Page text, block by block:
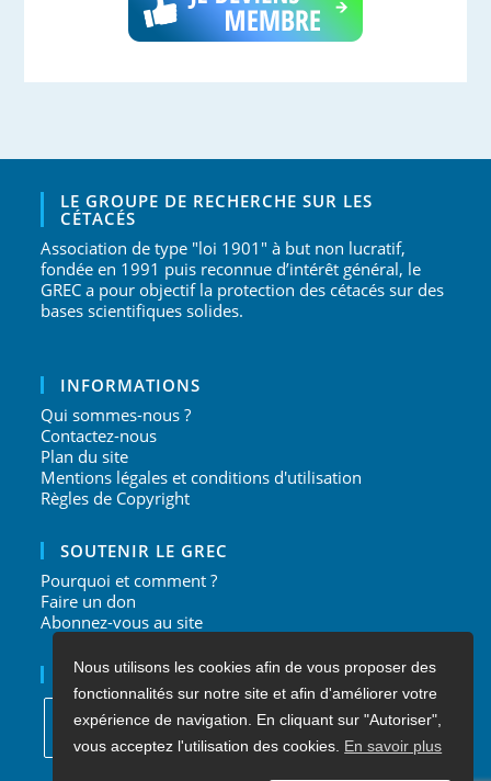
LE GROUPE DE RECHERCHE SUR LES
CÉTACÉS
Association de type "loi 1901" à but non lucratif,
fondée en 1991 puis reconnue d’intérêt général, le
GREC a pour objectif la protection des cétacés sur des
bases scientifiques solides.
INFORMATIONS
Qui sommes-nous ?
Contactez-nous
Plan du site
Mentions légales et conditions d'utilisation
Règles de Copyright
SOUTENIR LE GREC
Pourquoi et comment ?
Faire un don
Abonnez-vous au site
NOUS SUIVRE
Nous utilisons les cookies afin de vous proposer des
fonctionnalités sur notre site et afin d'améliorer votre
expérience de navigation. En cliquant sur "Autoriser",
vous acceptez l'utilisation des cookies. En savoir plus